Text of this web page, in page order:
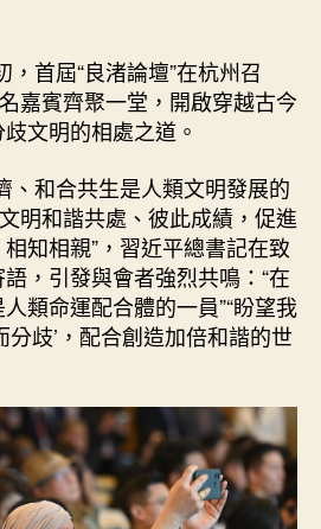
，首屆“良渚論壇”在杭州召
嘉賓齊聚一堂，開啟穿越古今
文明的相處之道。
、和合共生是人類文明發展的
明和諧共處、彼此成績，促進
知相親”，習近平總書記在致
，引發與會者強烈共鳴：“在
類命運配合體的一員”“盼望我
分歧’，配合創造加倍和諧的世